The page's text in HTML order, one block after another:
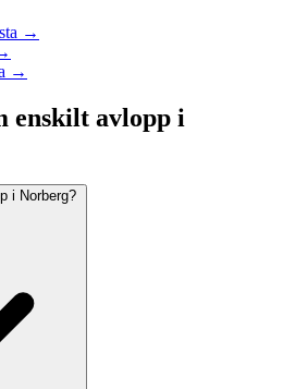
→
→
enskilt avlopp i
i Norberg?